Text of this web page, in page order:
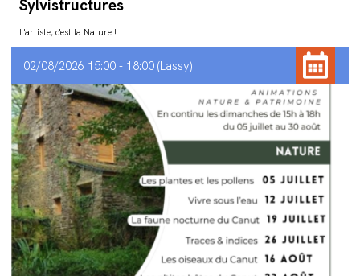
Sylvistructures
L'artiste, c'est la Nature !
02/08/2026 15:00 - 18:00 Lassy